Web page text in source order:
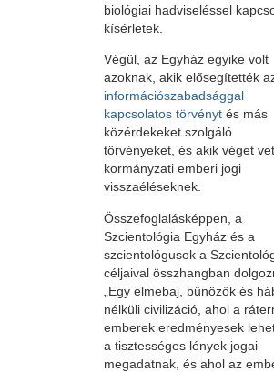
biológiai hadviseléssel
kísérletek.
Végül, az Egyház egyike volt
azoknak, akik elősegítették
információszabadsággal
kapcsolatos törvényt és más
közérdekeket szolgáló
törvényeket, és akik véget
kormányzati emberi jogi
visszaéléseknek.
Összefoglalásképpen, a
Szcientológia Egyház és a
szcientológusok a
céljaival összhangban
„Egy elmebaj, bűnözők és
nélküli civilizáció, ahol a
emberek eredményesek
a tisztességes lények jogai
megadatnak, és ahol az